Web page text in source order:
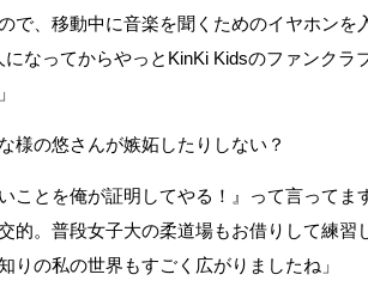
で、移動中に音楽を聞くためのイヤホンを
ってからやっとKinKi Kidsのファンクラ
様の悠さんが嫉妬したりしない？
ことを俺が証明してやる！』って言ってま
的。普段女子大の柔道場もお借りして練習
の私の世界もすごく広がりましたね」